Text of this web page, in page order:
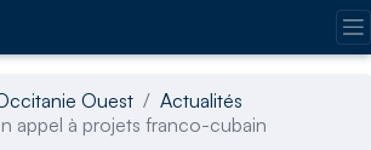
Ouest
Actualités
appel à projets franco-cubain